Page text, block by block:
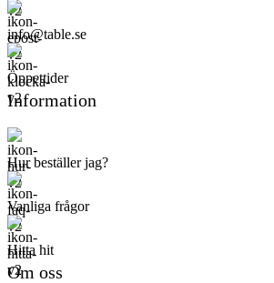
info@table.se
Öppettider
Information
Hur beställer jag?
Vanliga frågor
Hitta hit
Om oss